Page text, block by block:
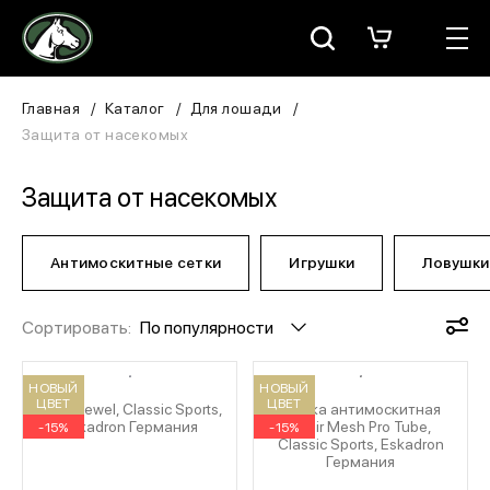
Москва
Для лошади
В конюшню
Для собаки
Сувениры/Подарки
Главная Каталог
Для лошади
Защита от насекомых
Защита от насекомых
Антимоскитные сетки Игрушки
Сортировать: По популярности
НОВЫЙ
ЦВЕТ
-15%
Ушки Jewel, Classic Sports,
Eskadron Германия
НОВЫЙ
ЦВЕТ
-15%
Маска антимоскитная
Dyair Mesh Pro Tube,
Classic Sports, Eskadron
Германия